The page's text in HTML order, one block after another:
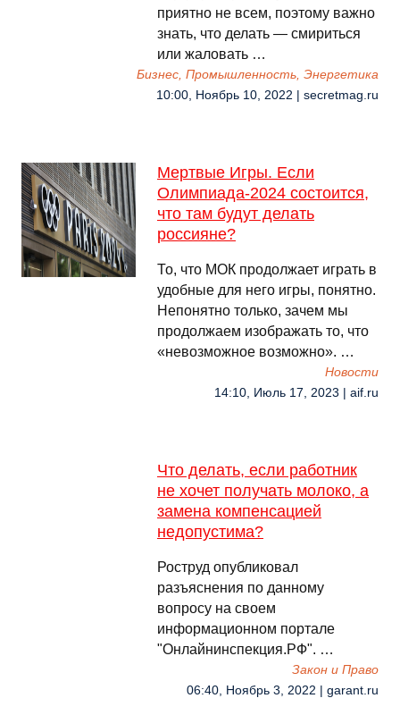
приятно не всем, поэтому важно
знать, что делать — смириться
или жаловать …
Бизнес, Промышленность, Энергетика
10:00, Ноябрь 10, 2022 | secretmag.ru
Мертвые Игры. Если
Олимпиада-2024 состоится,
что там будут делать
россияне?
То, что МОК продолжает играть в
удобные для него игры, понятно.
Непонятно только, зачем мы
продолжаем изображать то, что
«невозможное возможно». …
Новости
14:10, Июль 17, 2023 | aif.ru
Что делать, если работник
не хочет получать молоко, а
замена компенсацией
недопустима?
Роструд опубликовал
разъяснения по данному
вопросу на своем
информационном портале
"Онлайнинспекция.РФ". …
Закон и Право
06:40, Ноябрь 3, 2022 | garant.ru